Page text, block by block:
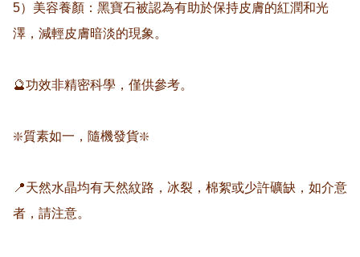
5）美容養顏：黑寶石被認為有助於保持皮膚的紅潤和光
澤，減輕皮膚暗淡的現象。
🔮功效非精密科學，僅供參考。
❇️質素如一，隨機發貨❇️
📍天然水晶均有天然紋路，冰裂，棉絮或少許礦缺，如介意
者，請注意。